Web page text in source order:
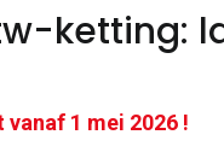
ketting:
1 mei 2026 !